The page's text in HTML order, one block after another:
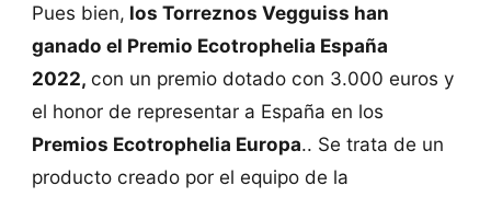
Pues bien, los Torreznos Vegguiss han
ganado el Premio Ecotrophelia España
2022, con un premio dotado con 3.000 euros y
el honor de representar a España en los
Premios Ecotrophelia Europa.. Se trata de un
producto creado por el equipo de la